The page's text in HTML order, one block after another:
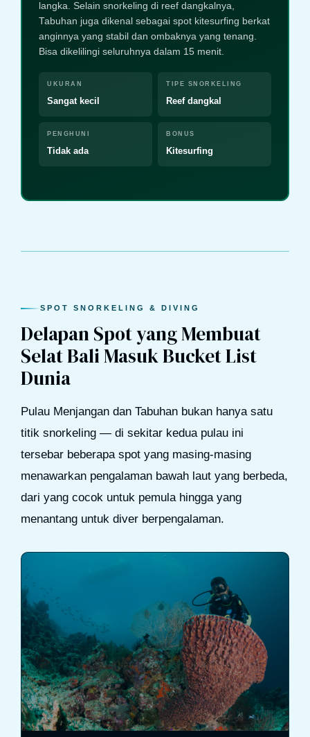
langka. Selain snorkeling di reef dangkalnya,
Tabuhan juga dikenal sebagai spot kitesurfing berkat
anginnya yang stabil dan ombaknya yang tenang.
Bisa dikelilingi seluruhnya dalam 15 menit.
UKURAN
Sangat kecil
TIPE SNORKELING
Reef dangkal
PENGHUNI
Tidak ada
BONUS
Kitesurfing
SPOT SNORKELING & DIVING
Delapan Spot yang Membuat
Selat Bali Masuk Bucket List
Dunia
Pulau Menjangan dan Tabuhan bukan hanya satu
titik snorkeling — di sekitar kedua pulau ini
tersebar beberapa spot yang masing-masing
menawarkan pengalaman bawah laut yang berbeda,
dari yang cocok untuk pemula hingga yang
menantang untuk diver berpengalaman.